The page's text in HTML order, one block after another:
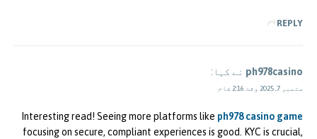
REPLY
ph978casino نے کہا:
ستمبر 7, 2025 وقت 2:16 شام
Interesting read! Seeing more platforms like ph978 casino game
focusing on secure, compliant experiences is good. KYC is crucial,